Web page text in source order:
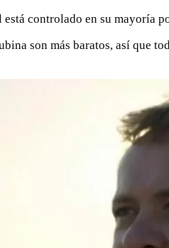
controlado en su mayoría
son más baratos, así que